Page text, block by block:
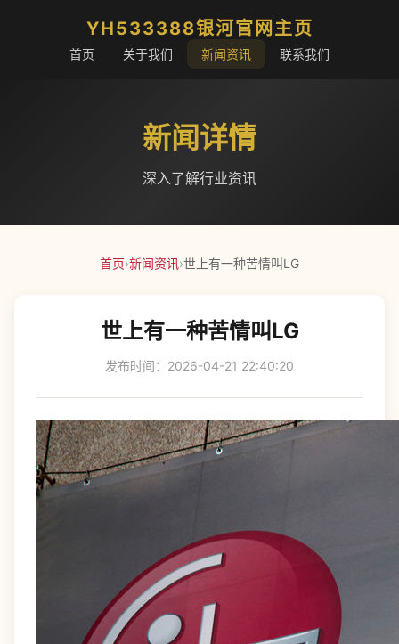
YH533388银河官网主页
首页 关于我们 新闻资讯 联系我们
新闻详情
深入了解行业资讯
首页›新闻资讯›世上有一种苦情叫LG
世上有一种苦情叫LG
发布时间：2026-04-21 22:40:20